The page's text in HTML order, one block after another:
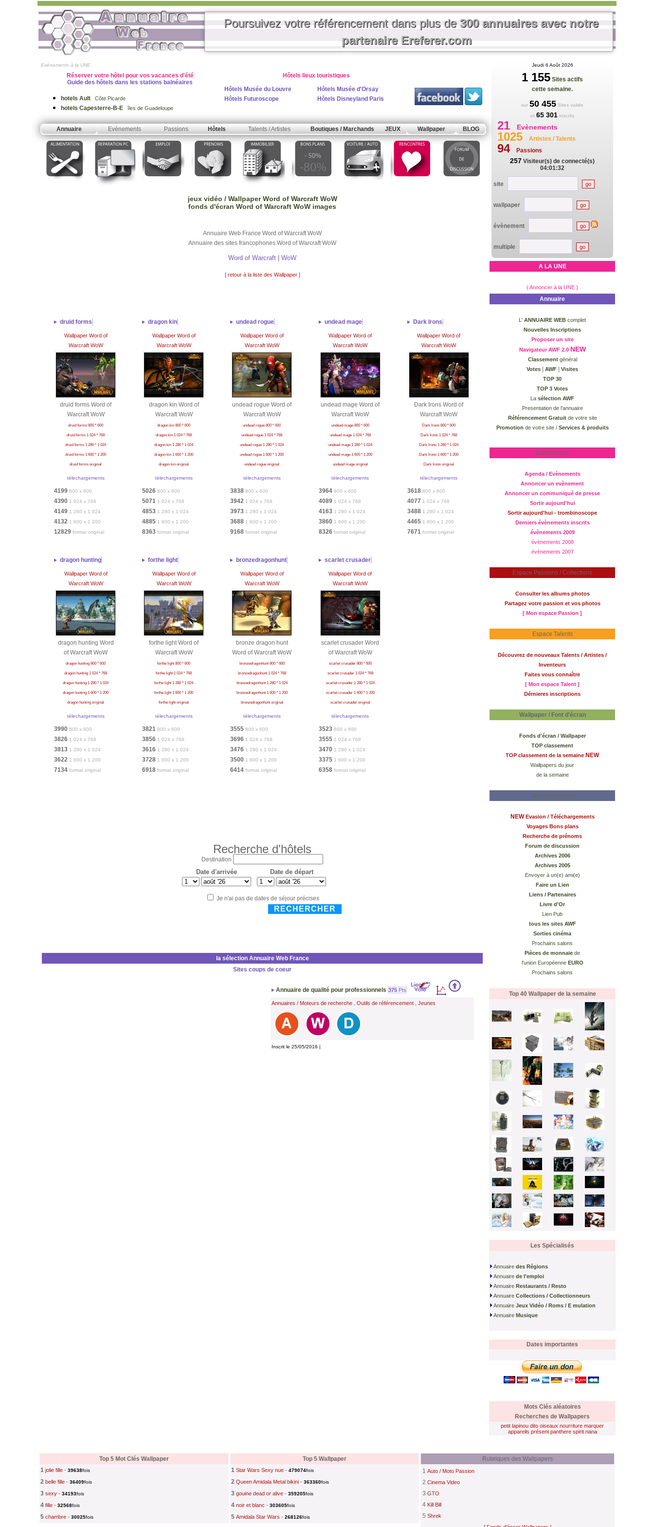
Poursuivez votre référencement dans plus de300 annuaires avec notre
partenaire Ereferer.com
Evènements à la UNE
Réserver votre hôtel pour vos vacances d'été
Guide des hôtels dans les stations balnéaires
hotels Ault Côte Picarde
hotels Capesterre-B-E îles de Guadeloupe
Hôtels lieux touristiques
Hôtels Musée du Louvre
Hôtels Musée d'Orsay
Hôtels Futuroscope
Hôtels Disneyland Paris
Annuaire Evènements Passions Hôtels Talents / Artistes Boutiques / Marchands JEUX Wallpaper BLOG
jeux vidéo / Wallpaper Word of Warcraft WoW
fonds d'écran Word of Warcraft WoW images
Annuaire Web France Word of Warcraft WoW
Annuaire des sites francophones Word of Warcraft WoW
Word of Warcraft | WoW
[ retour à la liste des Wallpaper ]
druid forms
Wallpaper Word of
Warcraft WoW
druid forms Word of
Warcraft WoW
druid forms 800 * 600
druid forms 1 024 * 768
druid forms 1 280 * 1 024
druid forms 1 600 * 1 200
druid forms original
télechargements
4199 800 x 600
4390 1 024 x 768
4149 1 280 x 1 024
4132 1 600 x 1 200
12829 format original
dragon kin
Wallpaper Word of
Warcraft WoW
dragon kin Word of
Warcraft WoW
dragon kin 800 * 600
dragon kin 1 024 * 768
dragon kin 1 280 * 1 024
dragon kin 1 600 * 1 200
dragon kin original
télechargements
5026 800 x 600
5071 1 024 x 768
4853 1 280 x 1 024
4885 1 600 x 1 200
8363 format original
undead rogue
Wallpaper Word of
Warcraft WoW
undead rogue Word of
Warcraft WoW
undead rogue 800 * 600
undead rogue 1 024 * 768
undead rogue 1 280 * 1 024
undead rogue 1 600 * 1 200
undead rogue original
télechargements
3838 800 x 600
3942 1 024 x 768
3973 1 280 x 1 024
3688 1 600 x 1 200
9168 format original
undead mage
Wallpaper Word of
Warcraft WoW
undead mage Word of
Warcraft WoW
undead mage 800 * 600
undead mage 1 024 * 768
undead mage 1 280 * 1 024
undead mage 1 600 * 1 200
undead mage original
télechargements
3964 800 x 600
4089 1 024 x 768
4163 1 280 x 1 024
3860 1 600 x 1 200
8326 format original
Dark Irons
Wallpaper Word of
Warcraft WoW
Dark Irons Word of
Warcraft WoW
Dark Irons 800 * 600
Dark Irons 1 024 * 768
Dark Irons 1 280 * 1 024
Dark Irons 1 600 * 1 200
Dark Irons original
télechargements
3618 800 x 600
4077 1 024 x 768
3488 1 280 x 1 024
4465 1 600 x 1 200
7671 format original
dragon hunting
Wallpaper Word of
Warcraft WoW
dragon hunting Word
of Warcraft WoW
dragon hunting 800 * 600
dragon hunting 1 024 * 768
dragon hunting 1 280 * 1 024
dragon hunting 1 600 * 1 200
dragon hunting original
télechargements
3990 800 x 600
3826 1 024 x 768
3813 1 280 x 1 024
3622 1 600 x 1 200
7134 format original
forthe light
Wallpaper Word of
Warcraft WoW
forthe light Word of
Warcraft WoW
forthe light 800 * 600
forthe light 1 024 * 768
forthe light 1 280 * 1 024
forthe light 1 600 * 1 200
forthe light original
télechargements
3821 800 x 600
3856 1 024 x 768
3616 1 280 x 1 024
3728 1 600 x 1 200
6918 format original
bronzedragonhunt
Wallpaper Word of
Warcraft WoW
bronze dragon hunt
Word of Warcraft WoW
bronzedragonhunt 800 * 600
bronzedragonhunt 1 024 * 768
bronzedragonhunt 1 280 * 1 024
bronzedragonhunt 1 600 * 1 200
bronzedragonhunt original
télechargements
3555 800 x 600
3696 1 024 x 768
3476 1 280 x 1 024
3500 1 600 x 1 200
6414 format original
scarlet crusader
Wallpaper Word of
Warcraft WoW
scarlet crusader Word
of Warcraft WoW
scarlet crusader 800 * 600
scarlet crusader 1 024 * 768
scarlet crusader 1 280 * 1 024
scarlet crusader 1 600 * 1 200
scarlet crusader original
télechargements
3523 800 x 600
3555 1 024 x 768
3470 1 280 x 1 024
3375 1 600 x 1 200
6358 format original
Recherche d'hôtels
Destination
Date d'arrivée Date de départ
Je n'ai pas de dates de séjour précises
RECHERCHER
la sélection Annuaire Web France
Sites coups de coeur
Annuaire de qualité pour professionnels 375Pts
Annuaires / Moteurs de recherche, Outils de référencement, Jeunes
Inscrit le 25/05/2016 |
Jeudi 6 Août 2026
1 155 Sites actifs
cette semaine.
sur 50 455 Sites valide
et 65 301 inscrits
21 Evènements
1025 Artistes / Talents
94 Passions
257 Visiteur(s) de connecté(s)
04:01:32
site
wallpaper
évènement
multiple
A LA UNE
( Annoncer à la UNE )
Annuaire
L' ANNUAIRE WEB complet
Nouvelles Inscriptions
Proposer un site
Navigateur AWF 2.0 NEW
Classementgénéral
Votes
AWF
Visites
TOP 30
TOP 3 Votes
La sélection AWF
Presentation de l'annuaire
Référencement Gratuitde votre site
Promotion de votre site / Services & produits
Evènements
Agenda / Evènements
Annoncer un evènement
Annoncer un communiqué de presse
Sortir aujourd'hui
Sortir aujourd'hui - trombinoscope
Derniers évènements inscrits
évènements 2009
évènements 2008
évènements 2007
Espace Passions / Collections
Consulter les albums photos
Partagez votre passion et vos photos
[ Mon espace Passion ]
Espace Talents
Découvrez de nouveaux Talents / Artistes /
Inventeurs
Faites vous connaître
[ Mon espace Talent ]
Dérnieres inscriptions
Wallpaper / Font d'écran
Fonds d'écran / Wallpaper
TOP classement
TOP classement de la semaine NEW
Wallpapers du jour
de la semaine
Actualité / Divers
NEWEvasion / Téléchargements
Voyages Bons plans
Recherche de prénoms
Forum de discussion
Archives 2006
Archives 2005
Envoyer à un(e) ami(e)
Faire un Lien
Liens / Partenaires
Livre d'Or
Lien Pub
tous les sites AWF
Sorties cinéma
Prochains salons
Pièces de monnaie de
l'union Européenne EURO
Prochains salons
Top 40 Wallpaper de la semaine
Les Spécialisés
Annuaire des Régions
Annuaire de l'emploi
Annuaire Restaurants / Resto
Annuaire Collections / Collectionneurs
Annuaire Jeux Vidéo / Roms / E mulation
Annuaire Musique
Dates importantes
Mots Clés aléatoires
Recherches de Wallpapers
petit lapinou dito oiseaux nourriture marquer
appareils présent panthere spirit nana
Top 5 Mot Clés Wallpaper
1 jolie fille - 39638fois
2 belle fille - 36409fois
3 sexy - 34193fois
4 fille - 32568fois
5 chambre - 30025fois
Top 5 Wallpaper
1 Star Wars Sexy nue - 479074fois
2 Queen Amidala Metal bikini - 363360fois
3 gouine dead or alive - 359205fois
4 noir et blanc - 303605fois
5 Amidala Star Wars - 268126fois
Rubriques des Wallpapers
1 Auto / Moto Passion
2 Cinema Video
3 GTO
4 Kill Bill
5 Shrek